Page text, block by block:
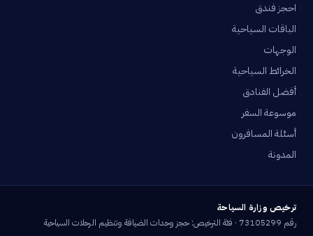
احجز فندق
الباقات السياحية
الوجهات
الخرائط السياحية
أفضل الفنادق
موسوعة السفر
أسئلة المسافرون
المدونة
ترخيص وزارة السياحة
رقم 73105299 · فئة الترخيص: حجز وحدات الضيافة وتنظيم الرحلات السياحية